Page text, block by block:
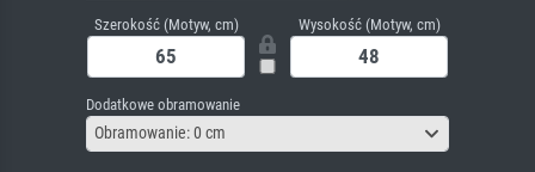
Szerokość (Motyw, cm) Wysokość (Motyw, cm)
Dodatkowe obramowanie
Obramowanie: 0 cm